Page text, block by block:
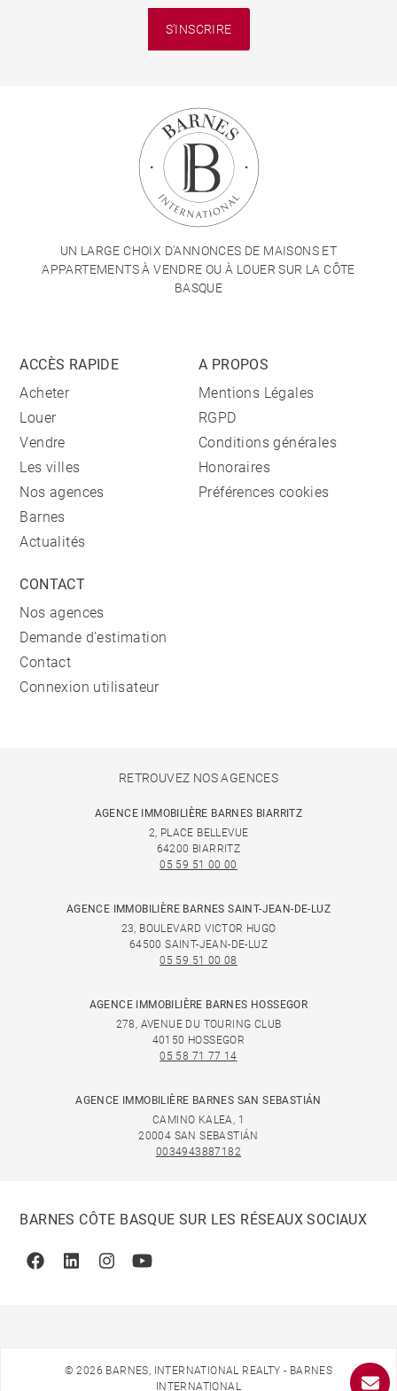
S'INSCRIRE
UN LARGE CHOIX D'ANNONCES DE MAISONS ET
APPARTEMENTS À VENDRE OU À LOUER SUR LA CÔTE
BASQUE
ACCÈS RAPIDE
Acheter
Louer
Vendre
Les villes
Nos agences
Barnes
Actualités
A PROPOS
Mentions Légales
RGPD
Conditions générales
Honoraires
Préférences cookies
CONTACT
Nos agences
Demande d'estimation
Contact
Connexion utilisateur
RETROUVEZ NOS AGENCES
AGENCE IMMOBILIÈRE BARNES BIARRITZ
2, PLACE BELLEVUE
64200 BIARRITZ
05 59 51 00 00
AGENCE IMMOBILIÈRE BARNES SAINT-JEAN-DE-LUZ
23, BOULEVARD VICTOR HUGO
64500 SAINT-JEAN-DE-LUZ
05 59 51 00 08
AGENCE IMMOBILIÈRE BARNES HOSSEGOR
278, AVENUE DU TOURING CLUB
40150 HOSSEGOR
05 58 71 77 14
AGENCE IMMOBILIÈRE BARNES SAN SEBASTIÁN
CAMINO KALEA, 1
20004 SAN SEBASTIÁN
0034943887182
BARNES CÔTE BASQUE SUR LES RÉSEAUX SOCIAUX
FacebookLinkedinInstagramYoutube
© 2026 BARNES, INTERNATIONAL REALTY - BARNES
INTERNATIONAL